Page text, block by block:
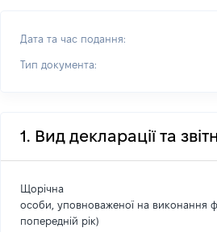
Дата та час подання:
Тип документа:
1. Вид декларації та
Щорічна
особи, уповноваженої на виконання
попередній рік)